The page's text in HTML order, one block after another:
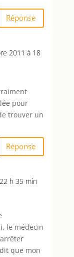
Réponse
2011 à 18
pour
trouver un
Réponse
h 35 min
le médecin
que mon